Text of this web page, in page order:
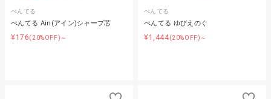
ぺんてる
ぺんてる Ain(アイン)シャープ芯
¥176(20%OFF)～
ぺんてる
ぺんてる ゆびえのぐ
¥1,444(20%OFF)～